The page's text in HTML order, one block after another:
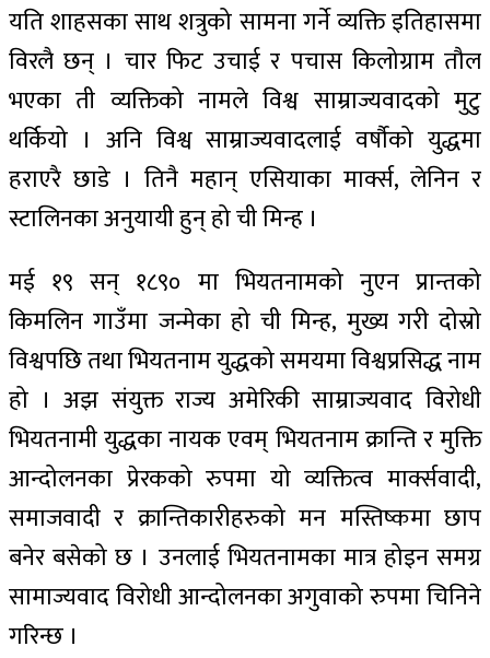
यति शाहसका साथ शत्रुको सामना गर्ने व्यक्ति इतिहासमा
विरलै छन् । चार फिट उचाई र पचास किलोग्राम तौल
भएका ती व्यक्तिको नामले विश्व साम्राज्यवादको मुटु
थर्कियो । अनि विश्व साम्राज्यवादलाई वर्षौको युद्धमा
हराएरै छाडे । तिनै महान् एसियाका मार्क्स, लेनिन र
स्टालिनका अनुयायी हुन् हो ची मिन्ह ।
मई १९ सन् १८९० मा भियतनामको नुएन प्रान्तको
किमलिन गाउँमा जन्मेका हो ची मिन्ह, मुख्य गरी दोस्रो
विश्वपछि तथा भियतनाम युद्धको समयमा विश्वप्रसिद्ध नाम
हो । अझ संयुक्त राज्य अमेरिकी साम्राज्यवाद विरोधी
भियतनामी युद्धका नायक एवम् भियतनाम क्रान्ति र मुक्ति
आन्दोलनका प्रेरकको रुपमा यो व्यक्तित्व मार्क्सवादी,
समाजवादी र क्रान्तिकारीहरुको मन मस्तिष्कमा छाप
बनेर बसेको छ । उनलाई भियतनामका मात्र होइन समग्र
सामाज्यवाद विरोधी आन्दोलनका अगुवाको रुपमा चिनिने
गरिन्छ ।